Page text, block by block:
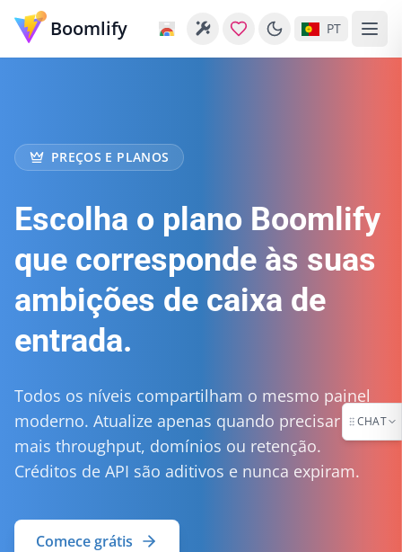
Boomlify PT
PREÇOS E PLANOS
Escolha o plano Boomlify
que corresponde às suas
ambições de caixa de
entrada.
Todos os níveis compartilham o mesmo painel
moderno. Atualize apenas quando precisar de
mais throughput, domínios ou retenção.
Créditos de API são aditivos e nunca expiram.
Comece grátis
CHAT